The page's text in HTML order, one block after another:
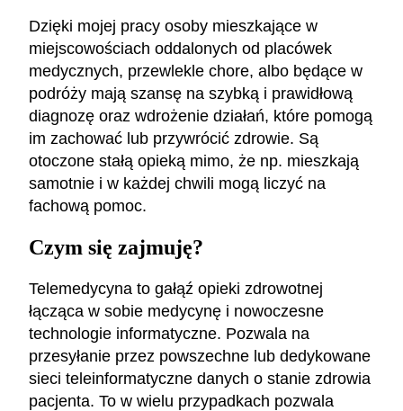
Dzięki mojej pracy osoby mieszkające w
miejscowościach oddalonych od placówek
medycznych, przewlekle chore, albo będące w
podróży mają szansę na szybką i prawidłową
diagnozę oraz wdrożenie działań, które pomogą
im zachować lub przywrócić zdrowie. Są
otoczone stałą opieką mimo, że np. mieszkają
samotnie i w każdej chwili mogą liczyć na
fachową pomoc.
Czym się zajmuję?
Telemedycyna to gałąź opieki zdrowotnej
łącząca w sobie medycynę i nowoczesne
technologie informatyczne. Pozwala na
przesyłanie przez powszechne lub dedykowane
sieci teleinformatyczne danych o stanie zdrowia
pacjenta. To w wielu przypadkach pozwala